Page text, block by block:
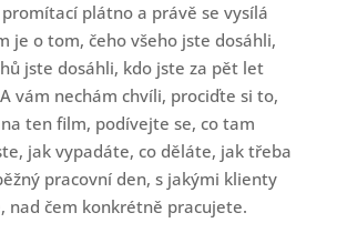
plátno a právě se vysílá
je o tom, čeho všeho jste dosáhli,
jste dosáhli, kdo jste za pět let
vám nechám chvíli, prociďte si to,
ten film, podívejte se, co tam
jak vypadáte, co děláte, jak třeba
pracovní den, s jakými klienty
nad čem konkrétně pracujete.